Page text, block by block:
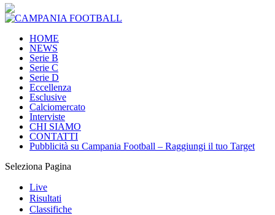
HOME
NEWS
Serie B
Serie C
Serie D
Eccellenza
Esclusive
Calciomercato
Interviste
CHI SIAMO
CONTATTI
Pubblicità su Campania Football – Raggiungi il tuo Target
Seleziona Pagina
Live
Risultati
Classifiche